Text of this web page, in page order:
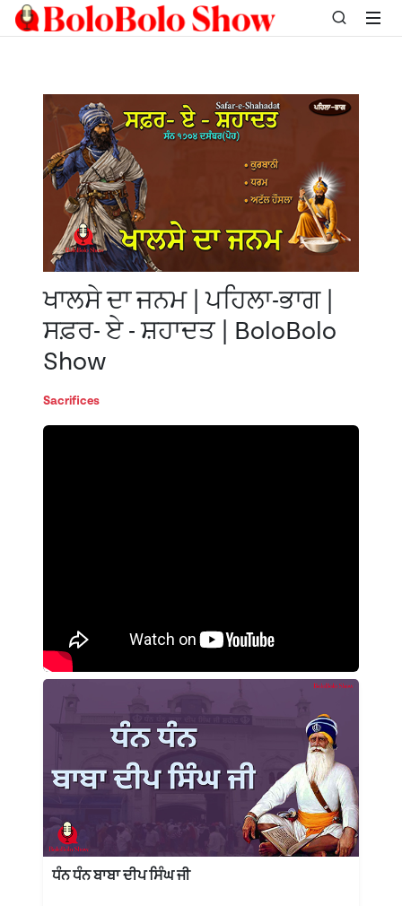
ਖਾਲਸੇ ਦਾ ਜਨਮ | ਪਹਿਲਾ-ਭਾਗ |
ਸਫ਼ਰ- ਏ - ਸ਼ਹਾਦਤ | BoloBolo
Show
Sacrifices
ਧੰਨ ਧੰਨ ਬਾਬਾ ਦੀਪ ਸਿੰਘ ਜੀ